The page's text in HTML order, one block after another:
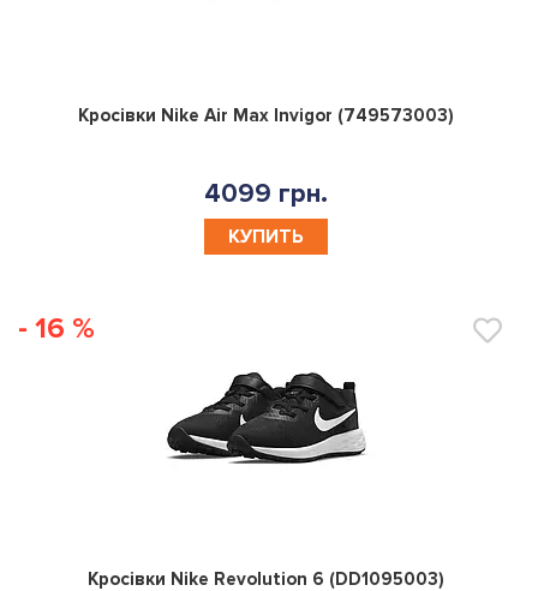
0
Кросівки Nike Air Max Invigor (749573003)
4099 грн.
КУПИТЬ
- 16 %
0
Кросівки Nike Revolution 6 (DD1095003)